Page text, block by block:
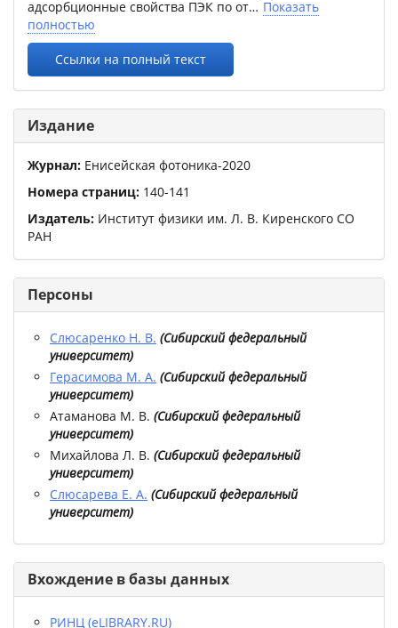
адсорбционные свойства ПЭК по от
Показать
полностью
Ссылки на полный текст
Издание
Журнал: Енисейская фотоника-2020
Номера страниц: 140-141
Издатель: Институт физики им. Л. В. Киренского СО
РАН
Персоны
Слюсаренко Н. В. (Сибирский федеральный
университет)
Герасимова М. А. (Сибирский федеральный
университет)
Атаманова М. В. (Сибирский федеральный
университет)
Михайлова Л. В. (Сибирский федеральный
университет)
Слюсарева Е. А. (Сибирский федеральный
университет)
Вхождение в базы данных
РИНЦ (eLIBRARY.RU)